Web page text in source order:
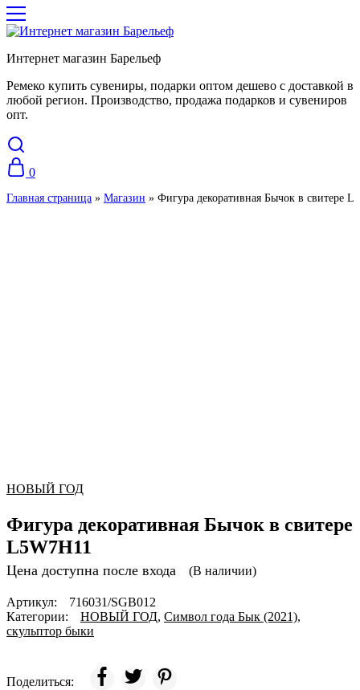
Интернет магазин Барельеф
Ремеко купить сувениры, подарки оптом дешево с доставкой в
любой регион. Производство, продажа подарков и сувениров
опт.
0
Главная страница » Магазин » Фигура декоративная Бычок в свитере
НОВЫЙ ГОД
Фигура декоративная Бычок в свитере
L5W7H11
Цена доступна после входа (В наличии)
Артикул:
716031/SGB012
Категории:
НОВЫЙ ГОД, Символ года Бык (2021),
скульптор быки
Поделиться: